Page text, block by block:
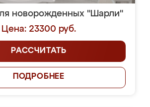
новорожденных "Шарли"
Цена: 23300 руб.
РАССЧИТАТЬ
ПОДРОБНЕЕ